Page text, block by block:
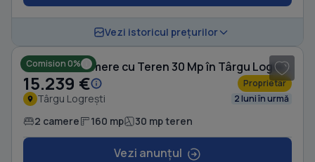
Vezi istoricul prețurilor
Comision 0% Casă cu 2 camere cu Teren 30 Mp în Târgu Logrești
15.239 € Proprietar
Târgu Logrești 2 luni în urmă
2 camere 160 mp 30 mp teren
Vezi anunțul